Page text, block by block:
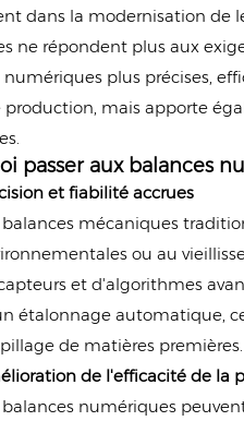
dans la modernisation de
ne répondent plus aux
numériques plus précises,
production, mais apporte
passer aux balances
et fiabilité accrues
balances mécaniques
ou au
et d'algorithmes
étalonnage automatique,
de matières premières.
de l'efficacité de la
balances numériques